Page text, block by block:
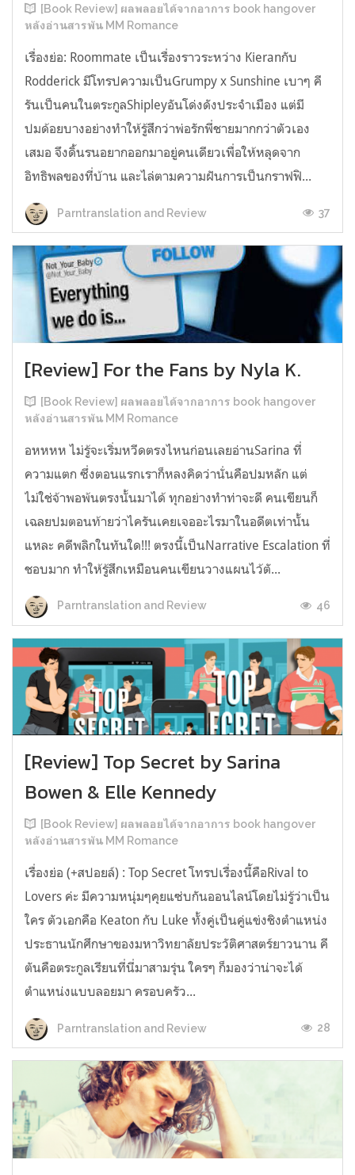
[Book Review] ผลพลอยได้จากอาการ book hangover
หลังอ่านสารพัน MM Romance
เรื่องย่อ: Roommate เป็นเรื่องราวระหว่าง Kieranกับ
Rodderick มีโทรปความเป็นGrumpy x Sunshine เบาๆ คี
รันเป็นคนในตระกูลShipleyอันโด่งดังประจำเมือง แต่มี
ปมด้อยบางอย่างทำให้รู้สึกว่าพ่อรักพี่ชายมากกว่าตัวเอง
เสมอ จึงดิ้นรนอยากออกมาอยู่คนเดียวเพื่อให้หลุดจาก
อิทธิพลของที่บ้าน และไล่ตามความฝันการเป็นกราฟฟิ...
Parntranslation and Review 37
[Review] For the Fans by Nyla K.
[Book Review] ผลพลอยได้จากอาการ book hangover
หลังอ่านสารพัน MM Romance
อหหหห ไม่รู้จะเริ่มหวีดตรงไหนก่อนเลยอ่านSarina ที่
ความแตก ซึ่งตอนแรกเราก็หลงคิดว่านั่นคือปมหลัก แต่
ไม่ใช่จ้าพอพ้นตรงนั้นมาได้ ทุกอย่างทำท่าจะดี คนเขียนก็
เฉลยปมตอนท้ายว่าไครันเคยเจออะไรมาในอดีตเท่านั้น
แหละ คดีพลิกในทันใด!!! ตรงนี้เป็นNarrative Escalation ที่
ชอบมาก ทำให้รู้สึกเหมือนคนเขียนวางแผนไว้ตั...
Parntranslation and Review 46
[Review] Top Secret by Sarina
Bowen & Elle Kennedy
[Book Review] ผลพลอยได้จากอาการ book hangover
หลังอ่านสารพัน MM Romance
เรื่องย่อ (+สปอยล์) : Top Secret โทรปเรื่องนี้คือRival to
Lovers ค่ะ มีความหนุ่มๆคุยแซ่บกันออนไลน์โดยไม่รู้ว่าเป็น
ใคร ตัวเอกคือ Keaton กับ Luke ทั้งคู่เป็นคู่แข่งชิงตำแหน่ง
ประธานนักศึกษาของมหาวิทยาลัยประวัติศาสตร์ยาวนาน คี
ตันคือตระกูลเรียนที่นี่มาสามรุ่น ใครๆ ก็มองว่าน่าจะได้
ตำแหน่งแบบลอยมา ครอบครัว...
Parntranslation and Review 28